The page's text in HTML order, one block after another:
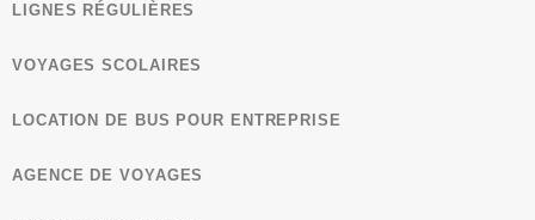
LIGNES RÉGULIÈRES
VOYAGES SCOLAIRES
LOCATION DE BUS POUR ENTREPRISE
AGENCE DE VOYAGES